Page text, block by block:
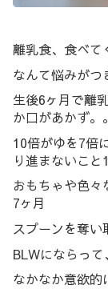
離乳食、食べて
なんて悩みがつ
生後6ヶ月で離
か口があかず。。
10倍がゆを7倍
り進まないこと
おもちゃや色
7ヶ月
スプーンを奪
BLWにならっ
なかなか意欲的